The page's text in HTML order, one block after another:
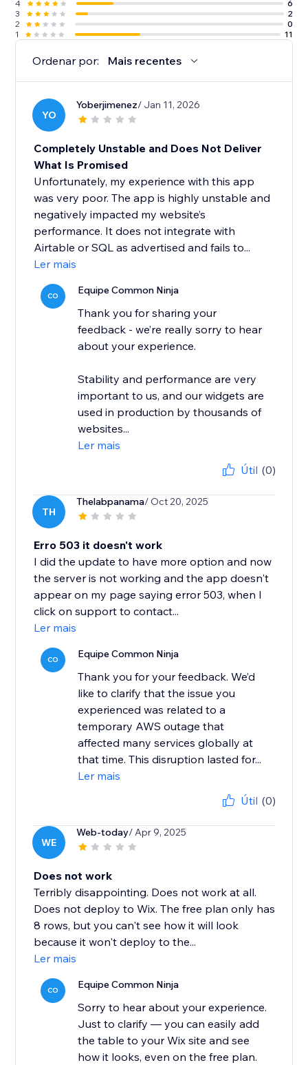
4
6
3
2
2
0
1
11
Ordenar por: Mais recentes
YO
Yoberjimenez/ Jan 11, 2026
Completely Unstable and Does Not Deliver
What Is Promised
Unfortunately, my experience with this app
was very poor. The app is highly unstable and
negatively impacted my website’s
performance. It does not integrate with
Airtable or SQL as advertised and fails to...
Ler mais
CO Equipe Common Ninja
Thank you for sharing your
feedback - we’re really sorry to hear
about your experience.
Stability and performance are very
important to us, and our widgets are
used in production by thousands of
websites...
Ler mais
Útil (0)
TH
Thelabpanama/ Oct 20, 2025
Erro 503 it doesn't work
I did the update to have more option and now
the server is not working and the app doesn't
appear on my page saying error 503, when I
click on support to contact...
Ler mais
CO Equipe Common Ninja
Thank you for your feedback. We’d
like to clarify that the issue you
experienced was related to a
temporary AWS outage that
affected many services globally at
that time. This disruption lasted for...
Ler mais
Útil (0)
WE
Web-today/ Apr 9, 2025
Does not work
Terribly disappointing. Does not work at all.
Does not deploy to Wix. The free plan only has
8 rows, but you can't see how it will look
because it won't deploy to the...
Ler mais
CO Equipe Common Ninja
Sorry to hear about your experience.
Just to clarify — you can easily add
the table to your Wix site and see
how it looks, even on the free plan.